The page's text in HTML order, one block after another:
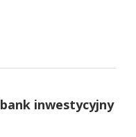
inwestycyjny